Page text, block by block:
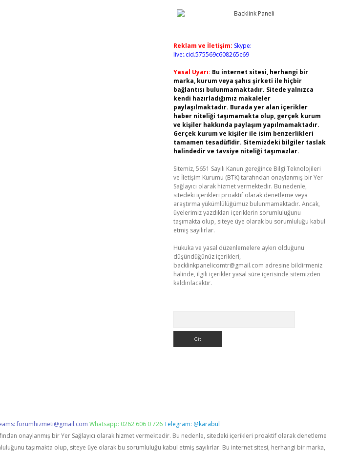
Reklam ve İletişim: Skype:
live:.cid.575569c608265c69
Yasal Uyarı: Bu internet sitesi, herhangi bir
marka, kurum veya şahıs şirketi ile hiçbir
bağlantısı bulunmamaktadır. Sitede yalnızca
kendi hazırladığımız makaleler
paylaşılmaktadır. Burada yer alan içerikler
haber niteliği taşımamakta olup, gerçek kurum
ve kişiler hakkında paylaşım yapılmamaktadır.
Gerçek kurum ve kişiler ile isim benzerlikleri
tamamen tesadüfidir. Sitemizdeki bilgiler taslak
halindedir ve tavsiye niteliği taşımazlar.
Sitemiz, 5651 Sayılı Kanun gereğince Bilgi Teknolojileri
ve İletişim Kurumu (BTK) tarafından onaylanmış bir Yer
Sağlayıcı olarak hizmet vermektedir. Bu nedenle,
sitedeki içerikleri proaktif olarak denetleme veya
araştırma yükümlülüğümüz bulunmamaktadır. Ancak,
üyelerimiz yazdıkları içeriklerin sorumluluğunu
taşımakta olup, siteye üye olarak bu sorumluluğu kabul
etmiş sayılırlar.
Hukuka ve yasal düzenlemelere aykırı olduğunu
düşündüğünüz içerikleri,
backlinkpanelicomtr@gmail.com adresine bildirmeniz
halinde, ilgili içerikler yasal süre içerisinde sitemizden
kaldırılacaktır.
forumhizmeti@gmail.com Whatsapp: 0262 606 0 726Telegram: @karabul
onaylanmış bir Yer Sağlayıcı olarak hizmet vermektedir. Bu nedenle, sitedeki içerikleri proaktif olarak denetleme
taşımakta olup, siteye üye olarak bu sorumluluğu kabul etmiş sayılırlar. Bu internet sitesi, herhangi bir marka,